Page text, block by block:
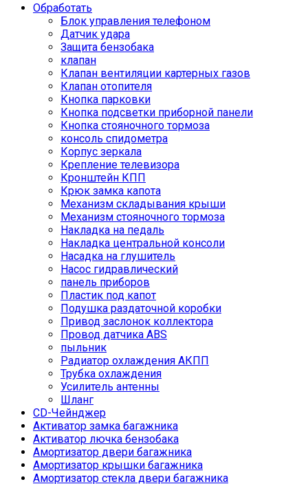
Обработать
Блок управления телефоном
Датчик удара
Защита бензобака
клапан
Клапан вентиляции картерных газов
Клапан отопителя
Кнопка парковки
Кнопка подсветки приборной панели
Кнопка стояночного тормоза
консоль спидометра
Корпус зеркала
Крепление телевизора
Кронштейн КПП
Крюк замка капота
Механизм складывания крыши
Механизм стояночного тормоза
Накладка на педаль
Накладка центральной консоли
Насадка на глушитель
Насос гидравлический
панель приборов
Пластик под капот
Подушка раздаточной коробки
Привод заслонок коллектора
Провод датчика ABS
пыльник
Радиатор охлаждения АКПП
Трубка охлаждения
Усилитель антенны
Шланг
CD-Чейнджер
Активатор замка багажника
Активатор лючка бензобака
Амортизатор двери багажника
Амортизатор крышки багажника
Амортизатор стекла двери багажника